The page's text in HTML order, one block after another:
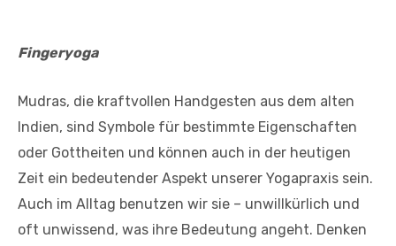
Fingeryoga
Mudras, die kraftvollen Handgesten aus dem alten
Indien, sind Symbole für bestimmte Eigenschaften
oder Gottheiten und können auch in der heutigen
Zeit ein bedeutender Aspekt unserer Yogapraxis sein.
Auch im Alltag benutzen wir sie – unwillkürlich und
oft unwissend, was ihre Bedeutung angeht. Denken